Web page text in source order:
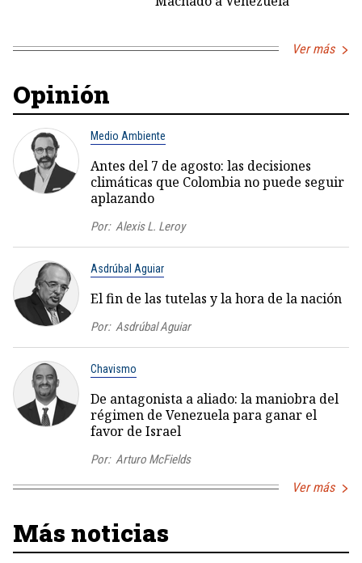
Ver más
Opinión
Medio Ambiente
Antes del 7 de agosto: las decisiones
climáticas que Colombia no puede seguir
aplazando
Por: Alexis L. Leroy
Asdrúbal Aguiar
El fin de las tutelas y la hora de la nación
Por: Asdrúbal Aguiar
Chavismo
De antagonista a aliado: la maniobra del
régimen de Venezuela para ganar el
favor de Israel
Por: Arturo McFields
Ver más
Más noticias